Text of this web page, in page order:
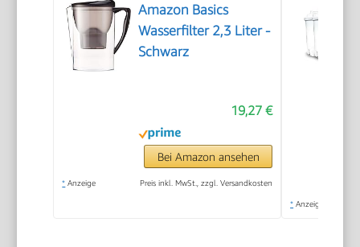
Amazon Basics
Wasserfilter 2,3 Liter -
Schwarz
19,27 €
Bei Amazon ansehen
* Anzeige Preis inkl. MwSt., zzgl. Versandkosten
* Anzeige